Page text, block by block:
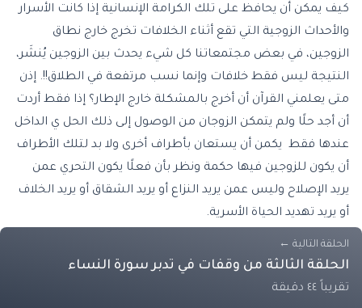
كيف يمكن أن يحافظ على تلك الكرامة الإنسانية إذا كانت الأسرار
والأحداث الزوجية التي تقع أثناء الخلافات تخرج خارج نطاق
الزوجين، في بعض مجتمعاتنا كل شيء يحدث بين الزوجين يُنشَر،
النتيجة ليس فقط خلافات وإنما نسب مرتفعة في الطلاق!!. إذن
متى يعلمني القرآن أن أخرج بالمشكلة خارج الإطار؟ إذا فقط أردت
أن أجد حلًا ولم يتمكن الزوجان من الوصول إلى ذلك الحل ي الداخل
عندها فقط يكمن أن يستعان بأطراف أخرى ولا بد لتلك الأطراف
أن يكون للزوجين فيها حكمة ونظر بأن فعلًا يكون التحري عمن
يريد الإصلاح وليس عمن يريد النزاع أو يريد الشقاق أو يريد الخلاف
أو يريد تهديد الحياة الأسرية.
أساس متين أساس واقعي يتعامل مع مشاكل الناس بواقعية.
مفهوم العبادة في سورة النساء
الحلقة التالية ←
الحلقة الثالثة من وقفات في تدبر سورة النساء
تقريباً ٤٤ دقيقة